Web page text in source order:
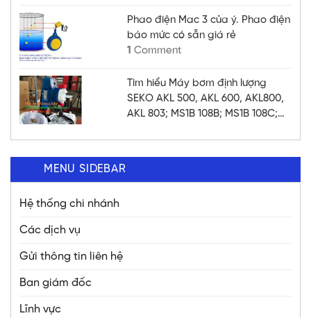
Phao điện Mac 3 của ý. Phao điện
báo mức có sẵn giá rẻ
1 Comment
Tìm hiểu Máy bơm định lượng
SEKO AKL 500, AKL 600, AKL800,
AKL 803; MS1B 108B; MS1B 108C;
MM2H157 chất lượng
MENU SIDEBAR
Hệ thống chi nhánh
Các dịch vụ
Gửi thông tin liên hệ
Ban giám đốc
Lĩnh vực